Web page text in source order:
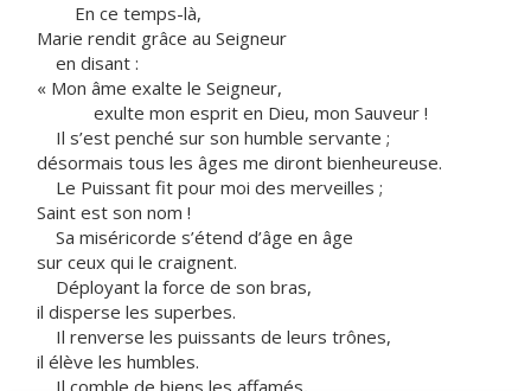
En ce temps-là,
Marie rendit grâce au Seigneur
en disant :
« Mon âme exalte le Seigneur,
exulte mon esprit en Dieu, mon Sauveur !
Il s’est penché sur son humble servante ;
désormais tous les âges me diront bienheureuse.
Le Puissant fit pour moi des merveilles ;
Saint est son nom !
Sa miséricorde s’étend d’âge en âge
sur ceux qui le craignent.
Déployant la force de son bras,
il disperse les superbes.
Il renverse les puissants de leurs trônes,
il élève les humbles.
Il comble de biens les affamés,